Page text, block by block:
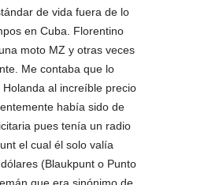
de vida fuera de lo
en Cuba. Florentino
moto MZ y otras veces
Me contaba que lo
al increíble precio
había sido de
pues tenía un radio
el cual él solo valía
(Blaukpunt o Punto
que era sinónimo de